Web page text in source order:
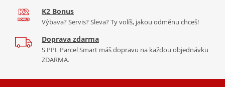
K2 Bonus
Výbava? Servis? Sleva? Ty volíš, jakou odměnu chceš!
Doprava zdarma
S PPL Parcel Smart máš dopravu na každou objednávku
ZDARMA.